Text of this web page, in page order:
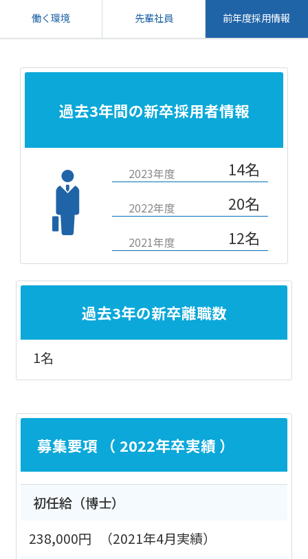
働く環境 先輩社員 前年度採用情報
過去3年間の新卒採用者情報
2023年度 14名
2022年度 20名
2021年度 12名
過去3年の新卒離職数
1名
募集要項 （ 2022年卒実績 ）
初任給（博士）
238,000円
（2021年4月実績）